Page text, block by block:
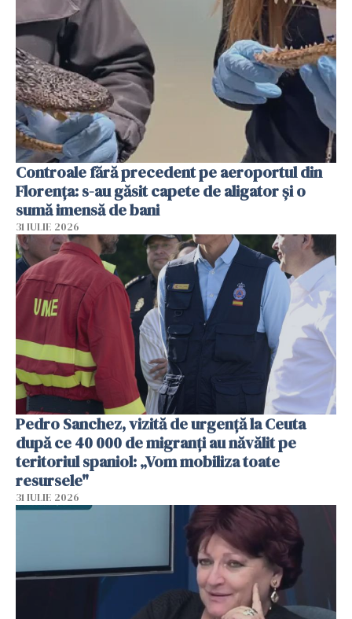
Controale fără precedent pe aeroportul din
Florența: s-au găsit capete de aligator și o
sumă imensă de bani
31 IULIE 2026
Pedro Sanchez, vizită de urgență la Ceuta
după ce 40 000 de migranți au năvălit pe
teritoriul spaniol: „Vom mobiliza toate
resursele"
31 IULIE 2026